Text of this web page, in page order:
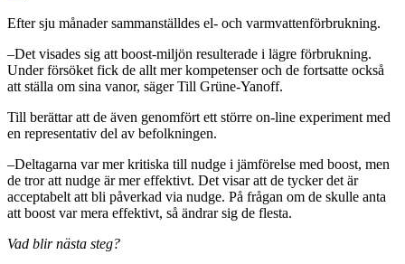
Efter sju månader sammanställdes el- och varmvattenförbrukning.
–Det visades sig att boost-miljön resulterade i lägre förbrukning.
Under försöket fick de allt mer kompetenser och de fortsatte också
att ställa om sina vanor, säger Till Grüne-Yanoff.
Till berättar att de även genomfört ett större on-line experiment med
en representativ del av befolkningen.
–Deltagarna var mer kritiska till nudge i jämförelse med boost, men
de tror att nudge är mer effektivt. Det visar att de tycker det är
acceptabelt att bli påverkad via nudge. På frågan om de skulle anta
att boost var mera effektivt, så ändrar sig de flesta.
Vad blir nästa steg?